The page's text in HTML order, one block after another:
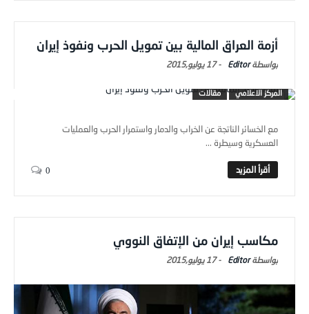
أزمة العراق المالية بين تمويل الحرب ونفوذ إيران
Editor
-17 يوليو,2015
المركز الاعلامي مقالات
مع الخسائر الناتجة عن الخراب والدمار واستمرار الحرب والعمليات
العسكرية وسيطرة ...
0
مكاسب إيران من الإتفاق النووي
Editor
-17 يوليو,2015